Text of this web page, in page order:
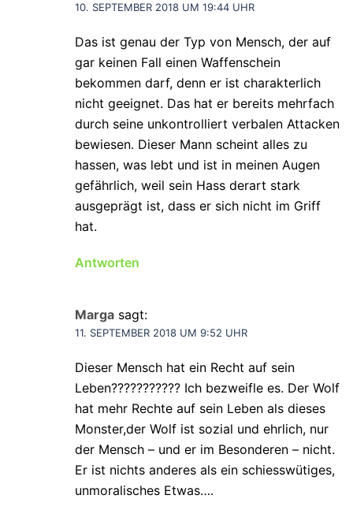
10. SEPTEMBER 2018 UM 19:44 UHR
Das ist genau der Typ von Mensch, der auf
gar keinen Fall einen Waffenschein
bekommen darf, denn er ist charakterlich
nicht geeignet. Das hat er bereits mehrfach
durch seine unkontrolliert verbalen Attacken
bewiesen. Dieser Mann scheint alles zu
hassen, was lebt und ist in meinen Augen
gefährlich, weil sein Hass derart stark
ausgeprägt ist, dass er sich nicht im Griff
hat.
Antworten
Marga sagt:
11. SEPTEMBER 2018 UM 9:52 UHR
Dieser Mensch hat ein Recht auf sein
Leben??????????? Ich bezweifle es. Der Wolf
hat mehr Rechte auf sein Leben als dieses
Monster,der Wolf ist sozial und ehrlich, nur
der Mensch – und er im Besonderen – nicht.
Er ist nichts anderes als ein schiesswütiges,
unmoralisches Etwas….